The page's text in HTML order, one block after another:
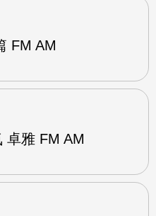
FM AM
卓雅 FM AM